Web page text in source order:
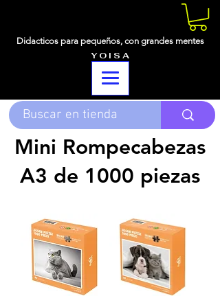
Didacticos para pequeños, con grandes mentes
Y O I S A
Mini Rompecabezas
A3 de 1000 piezas